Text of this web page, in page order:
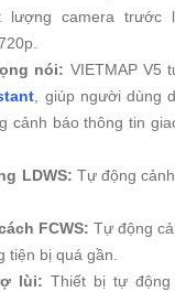
lượng camera trước
nói: VIETMAP V5
, giúp người dùng
cảnh báo thông tin
LDWS: Tự động
FCWS: Tự động
tiện bị quá gần.
lùi: Thiết bị tự động